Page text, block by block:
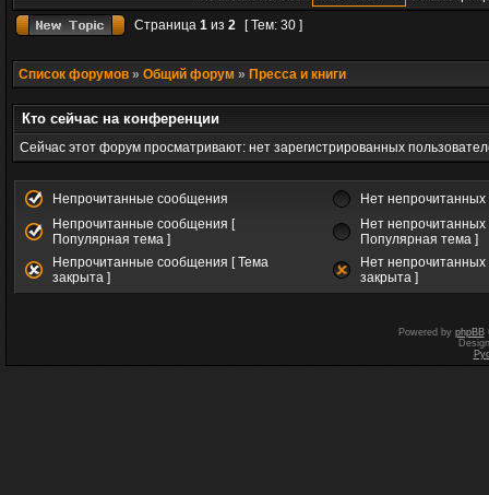
Страница 1 из 2 [ Тем: 30 ]
Список форумов » Общий форум » Пресса и книги
Кто сейчас на конференции
Сейчас этот форум просматривают: нет зарегистрированных
Непрочитанные сообщения
Нет
Непрочитанные сообщения [
Популярная тема ]
Нет
Популярная тема ]
Непрочитанные сообщения [ Тема
закрыта ]
Нет
закрыта ]
Powered by phpBB